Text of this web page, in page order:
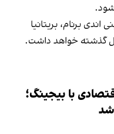
برنام، بریتانیا
گذشته خواهد داشت.
با بیجینگ؛
شد